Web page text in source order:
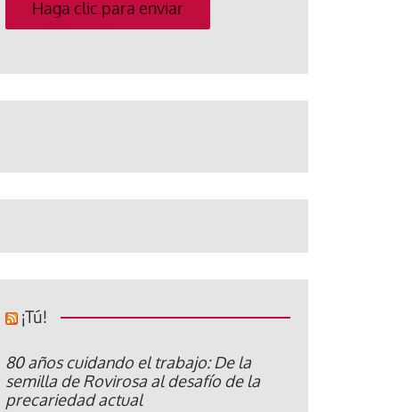
Haga clic para enviar
¡Tú!
80 años cuidando el trabajo: De la
semilla de Rovirosa al desafío de la
precariedad actual